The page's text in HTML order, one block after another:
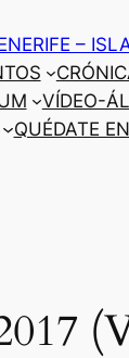
–
VÍDEO-
QUÉDATE